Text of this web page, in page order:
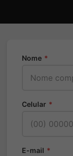
Nome *
Celular *
E-mail *